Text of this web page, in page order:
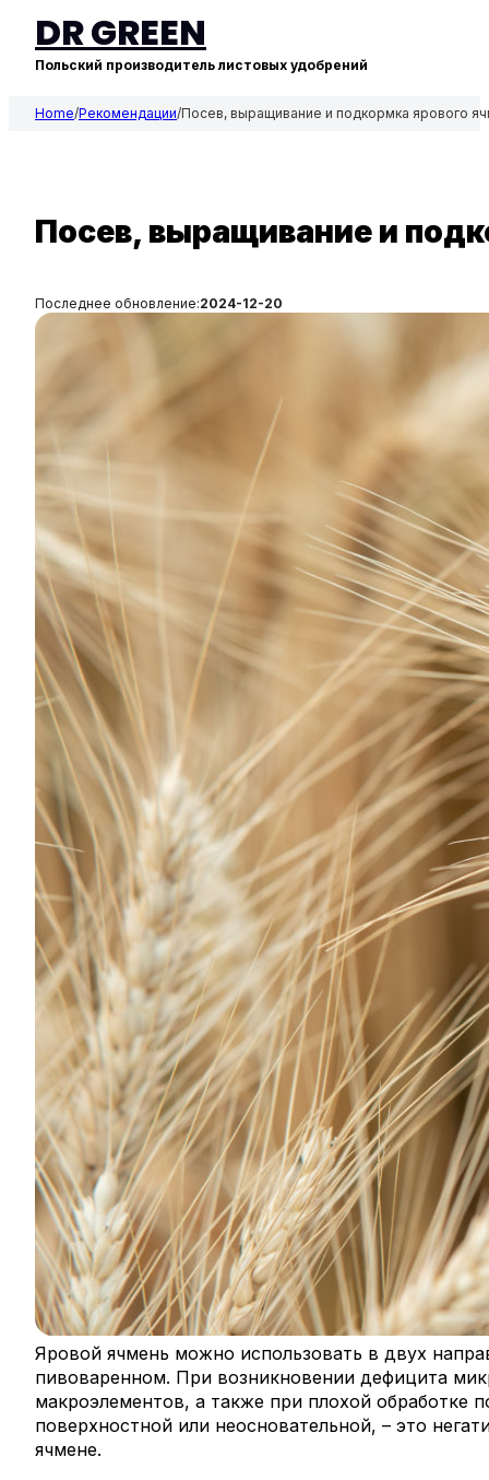
DR GREEN
Польский производитель листовых удобрений
Home/Рекомендации/Посев, выращивание и подкормка ярового
Посев, выращивание и
Последнее обновление:2024-12-20
Яровой ячмень можно использовать в двух
пивоваренном. При возникновении дефицита
макроэлементов, а также при плохой обработке
поверхностной или неосновательной, – это
ячмене.